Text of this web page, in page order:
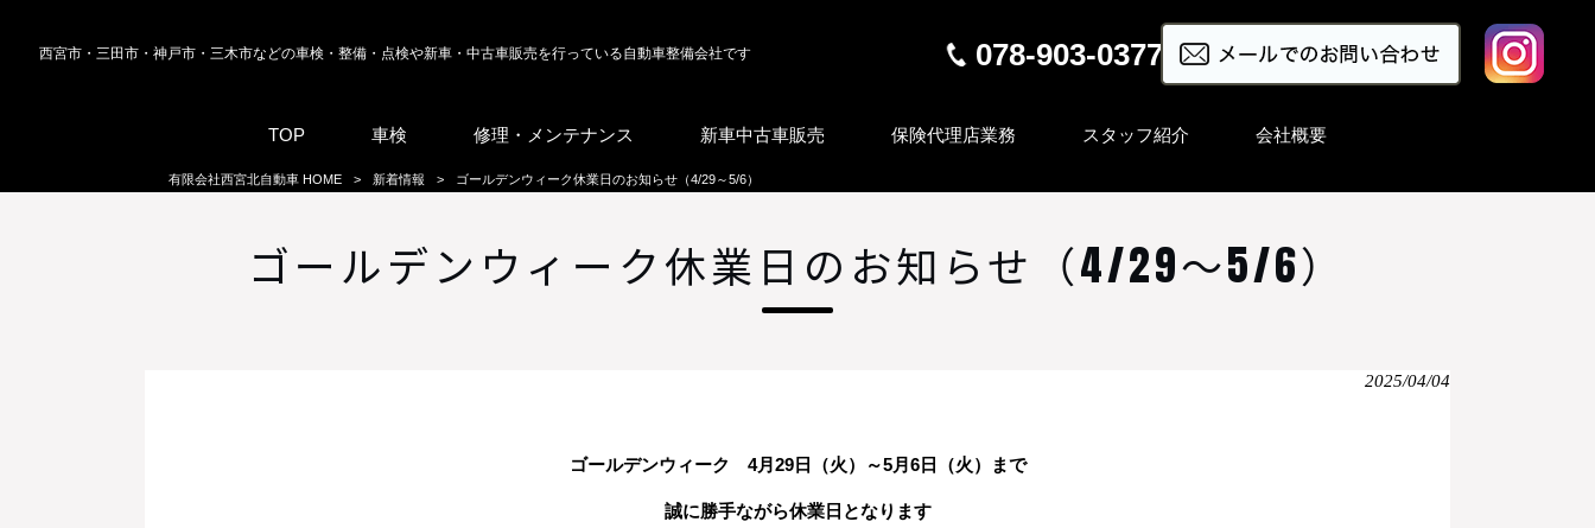
西宮市・三田市・神戸市・三木市などの車検・整備・点検や新車・中古車販売を行っている自動車整備会社です 078-903-0377
TOP 車検 修理・メンテナンス 新車中古車販売 保険代理店業務 スタッフ紹介 会社概要
有限会社西宮北自動車 HOME > 新着情報 > ゴールデンウィーク休業日のお知らせ（4/29～5/6）
ゴールデンウィーク休業日のお知らせ（4/29～5/6）
2025/04/04
ゴールデンウィーク 4月29日（火）～5月6日（火）まで
誠に勝手ながら休業日となります